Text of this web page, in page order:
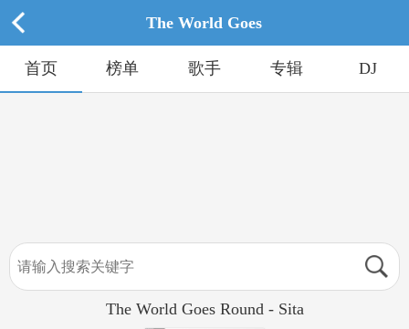
The World Goes
首页 榜单 歌手 专辑 DJ
The World Goes Round - Sita